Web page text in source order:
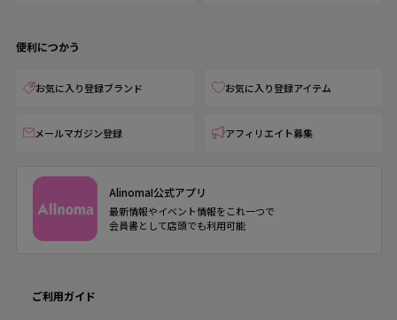
便利につかう
お気に入り登録ブランド お気に入り登録アイテム
メールマガジン登録 アフィリエイト募集
AlinomaI公式アプリ
最新情報やイベント情報をこれ一つで
会員書として店頭でも利用可能
ご利用ガイド